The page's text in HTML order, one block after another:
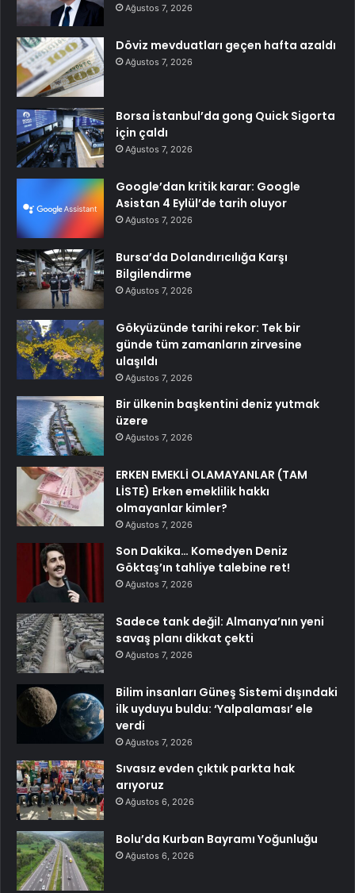
Ağustos 7, 2026
Döviz mevduatları geçen hafta azaldı
Ağustos 7, 2026
Borsa İstanbul’da gong Quick Sigorta
için çaldı
Ağustos 7, 2026
Google’dan kritik karar: Google
Asistan 4 Eylül’de tarih oluyor
Ağustos 7, 2026
Bursa’da Dolandırıcılığa Karşı
Bilgilendirme
Ağustos 7, 2026
Gökyüzünde tarihi rekor: Tek bir
günde tüm zamanların zirvesine
ulaşıldı
Ağustos 7, 2026
Bir ülkenin başkentini deniz yutmak
üzere
Ağustos 7, 2026
ERKEN EMEKLİ OLAMAYANLAR (TAM
LİSTE) Erken emeklilik hakkı
olmayanlar kimler?
Ağustos 7, 2026
Son Dakika… Komedyen Deniz
Göktaş’ın tahliye talebine ret!
Ağustos 7, 2026
Sadece tank değil: Almanya’nın yeni
savaş planı dikkat çekti
Ağustos 7, 2026
Bilim insanları Güneş Sistemi dışındaki
ilk uyduyu buldu: ‘Yalpalaması’ ele
verdi
Ağustos 7, 2026
Sıvasız evden çıktık parkta hak
arıyoruz
Ağustos 6, 2026
Bolu’da Kurban Bayramı Yoğunluğu
Ağustos 6, 2026